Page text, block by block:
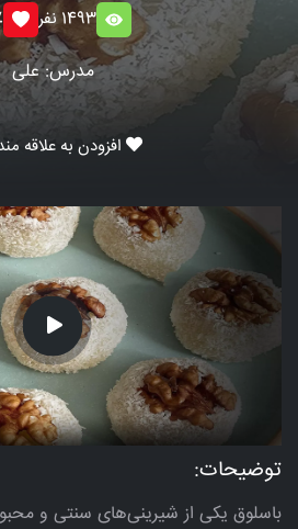
1493 نفر
مدرس: علی
افزودن به علاقه
توضیحات:
باسلوق یکی از شیرینی‌های سنتی و